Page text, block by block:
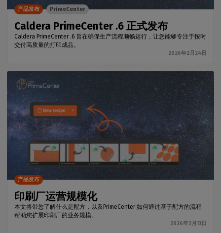
Caldera PrimeCenter .6 正式发布
Caldera PrimeCenter .6 旨在确保生产流程顺畅运行，让您能够专注于按时
交付高质量的打印成品。
2026年2月24日
产品发布 PrimeCenter
印刷厂运营规模化
本文将带您了解什么是配方，以及PrimeCenter 如何通过基于配方的流程
帮助您扩展印刷厂的业务规模。
2026年2月13日
产品发布